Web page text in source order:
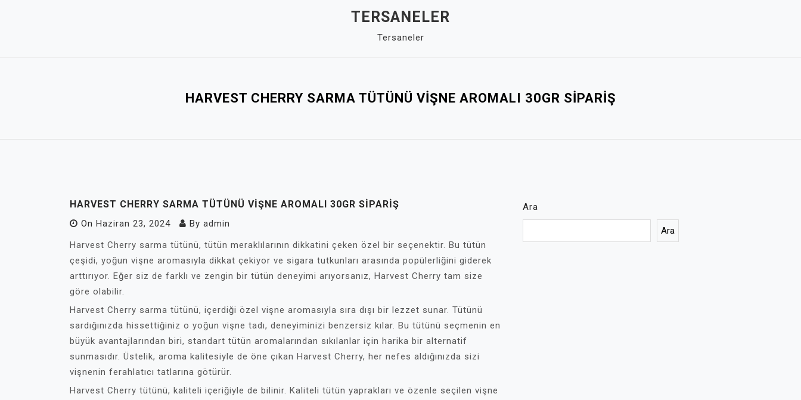
TERSANELER
Tersaneler
HARVEST CHERRY SARMA TÜTÜNÜ VIŞNE AROMALI 30GR SIPARIŞ
HARVEST CHERRY SARMA TÜTÜNÜ VIŞNE AROMALI 30GR SIPARIŞ
On Haziran 23, 2024 By admin
Harvest Cherry sarma tütünü, tütün meraklılarının dikkatini çeken özel bir seçenektir. Bu tütün
çeşidi, yoğun vişne aromasıyla dikkat çekiyor ve sigara tutkunları arasında popülerliğini giderek
arttırıyor. Eğer siz de farklı ve zengin bir tütün deneyimi arıyorsanız, Harvest Cherry tam size
göre olabilir.
Harvest Cherry sarma tütünü, içerdiği özel vişne aromasıyla sıra dışı bir lezzet sunar. Tütünü
sardığınızda hissettiğiniz o yoğun vişne tadı, deneyiminizi benzersiz kılar. Bu tütünü seçmenin en
büyük avantajlarından biri, standart tütün aromalarından sıkılanlar için harika bir alternatif
sunmasıdır. Üstelik, aroma kalitesiyle de öne çıkan Harvest Cherry, her nefes aldığınızda sizi
vişnenin ferahlatıcı tatlarına götürür.
Harvest Cherry tütünü, kaliteli içeriğiyle de bilinir. Kaliteli tütün yaprakları ve özenle seçilen vişne
Ara
Ara